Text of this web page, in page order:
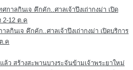
ลกินเจ คึกคัก..ศาลเจ้าปึงเถ่ากงม่า เปิดบริการ
.ค